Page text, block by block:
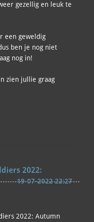
gezellig en leuk te
een geweldig
ben je nog niet
nog in!
zien jullie graag
2022:
19-07-2022 22:27
2022: Autumn